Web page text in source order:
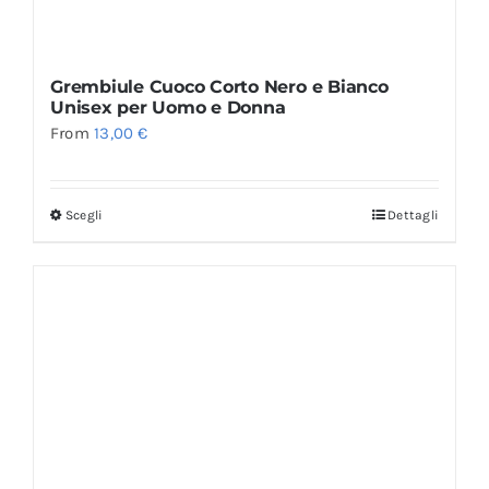
Grembiule Cuoco Corto Nero e Bianco
Unisex per Uomo e Donna
From13,00€
Scegli Dettagli